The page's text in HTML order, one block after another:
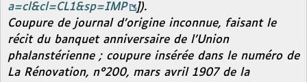
a=cl&cl=CL1&sp=IMP
]).
Coupure de journal d’origine inconnue, faisant le
récit du banquet anniversaire de l’Union
phalanstérienne ; coupure insérée dans le numéro de
La Rénovation, n°200, mars avril 1907 de la